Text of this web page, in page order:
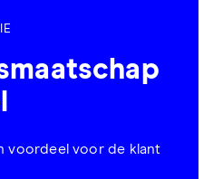
voordeel voor de klant